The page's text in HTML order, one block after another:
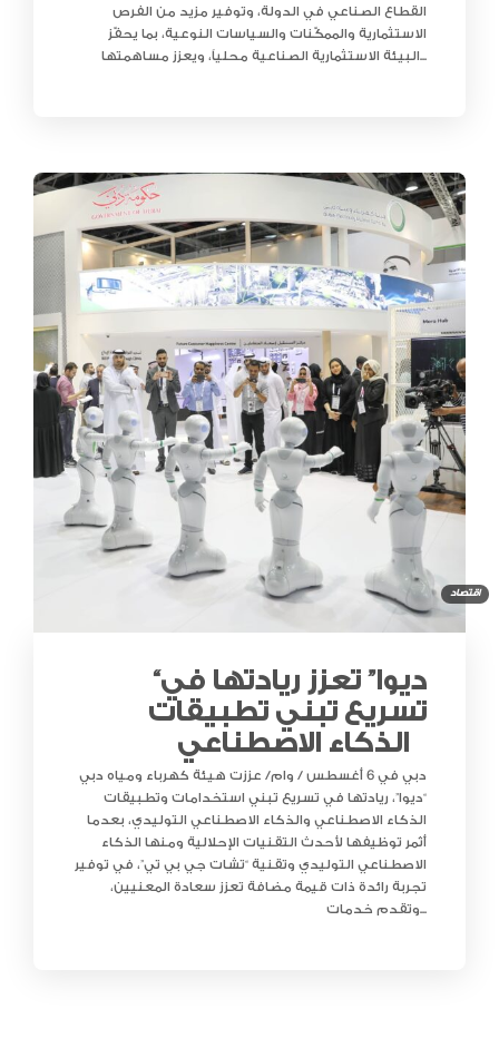
القطاع الصناعي في الدولة، وتوفير مزيد من الفرص
الاستثمارية والممكّنات والسياسات النوعية، بما يحفّز
البيئة الاستثمارية الصناعية محلياً، ويعزز مساهمتها...
اقتصاد
“ديوا” تعزز ريادتها في
تسريع تبني تطبيقات
دبي في 6 أغسطس / وام/ عززت هيئة كهرباء ومياه دبي
“ديوا”، ريادتها في تسريع تبني استخدامات وتطبيقات
الذكاء الاصطناعي والذكاء الاصطناعي التوليدي، بعدما
أثمر توظيفها لأحدث التقنيات الإحلالية ومنها الذكاء
الاصطناعي التوليدي وتقنية “تشات جي بي تي”، في توفير
تجربة رائدة ذات قيمة مضافة تعزز سعادة المعنيين،
وتقدم خدمات...